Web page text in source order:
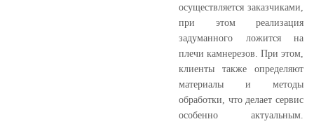
осуществляется заказчиками,
при этом реализация
задуманного ложится на
плечи камнерезов. При этом,
клиенты также определяют
материалы и методы
обработки, что делает сервис
особенно актуальным.